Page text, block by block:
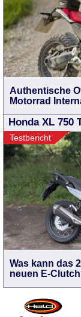
Authentische
Motorrad
Honda XL 750
Testbericht
Was kann das
neuen E-